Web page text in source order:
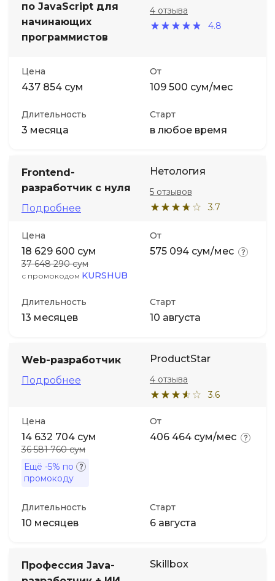
по JavaScript для
начинающих
программистов
4.8
4 отзыва
Цена
437 854 сум
От
109 500 сум/мес
Длительность
3 месяца
Старт
в любое время
Frontend-
разработчик с нуля
Подробнее
Нетология
3.7
5 отзывов
Цена
18 629 600 сум
37 648 290 сум
с промокодом KURSHUB
От
575 094 сум/мес
Длительность
13 месяцев
Старт
10 августа
Web-разработчик
Подробнее
ProductStar
3.6
4 отзыва
Цена
14 632 704 сум
36 581 760 сум
Ещё -5% по
промокоду
От
406 464 сум/мес
Длительность
10 месяцев
Старт
6 августа
Профессия Java-
Skillbox